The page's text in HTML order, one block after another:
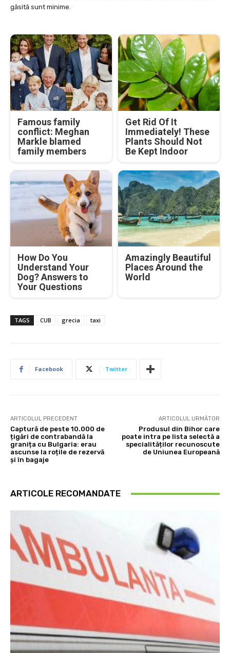
găsită sunt minime.
Famous family
conflict: Meghan
Markle blamed
family members
Get Rid Of It
Immediately! These
Plants Should Not
Be Kept Indoor
How Do You
Understand Your
Dog? Answers to
Your Questions
Amazingly Beautiful
Places Around the
World
TAGS CUB grecia taxi
Facebook Twitter
ARTICOLUL PRECEDENT
Captură de peste 10.000 de
țigări de contrabandă la
granița cu Bulgaria: erau
ascunse la roțile de rezervă
și în bagaje
ARTICOLUL URMĂTOR
Produsul din Bihor care
poate intra pe lista selectă a
specialităților recunoscute
de Uniunea Europeană
ARTICOLE RECOMANDATE